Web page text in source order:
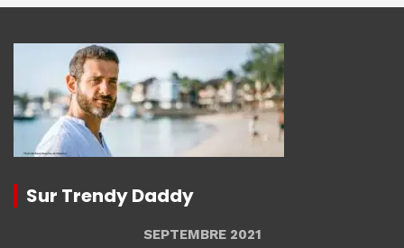
Sur Trendy Daddy
SEPTEMBRE 2021